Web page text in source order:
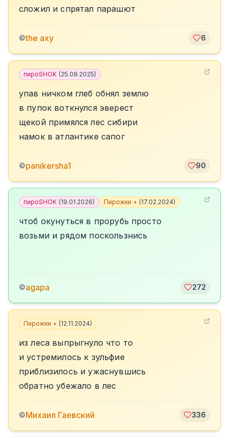
сложил и спрятал парашют
©the axy 6
пироSHOK (25.09.2025)
упав ничком глеб обнял землю
в пупок воткнулся эверест
щекой примялся лес сибири
намок в атлантике сапог
©panikersha1 90
пироSHOK (19.01.2026) Пирожки + (17.02.2024)
чтоб окунуться в прорубь просто
возьми и рядом поскользнись
©agapa 272
Пирожки + (12.11.2024)
из леса выпрыгнуло что то
и устремилось к зульфие
приблизилось и ужаснувшись
обратно убежало в лес
©Михаил Гаевский 336